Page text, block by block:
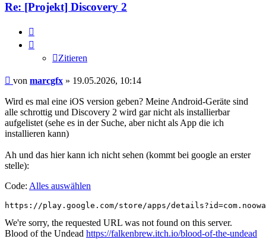
Re: [Projekt] Discovery 2
Zitieren
Beitrag
von marcgfx » 19.05.2026, 10:14
Wird es mal eine iOS version geben? Meine Android-Geräte sind
alle schrottig und Discovery 2 wird gar nicht als installierbar
aufgelistet (sehe es in der Suche, aber nicht als App die ich
installieren kann)
Ah und das hier kann ich nicht sehen (kommt bei google an erster
stelle):
Code: Alles auswählen
https://play.google.com/store/apps/
We're sorry, the requested URL was not found on this server.
Blood of the Undead https://falkenbrew.itch.io/blood-of-the-undead